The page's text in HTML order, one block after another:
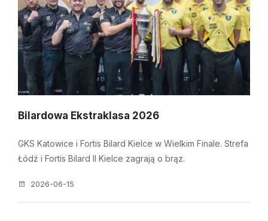
Bilardowa Ekstraklasa 2026
GKS Katowice i Fortis Bilard Kielce w Wielkim Finale. Strefa
Łódź i Fortis Bilard II Kielce zagrają o brąz.
2026-06-15